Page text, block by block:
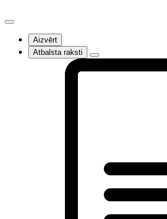
Aizvērt
Atbalsta raksti